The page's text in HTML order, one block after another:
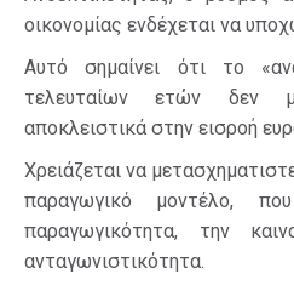
οικονομίας ενδέχεται να
Αυτό σημαίνει ότι το
τελευταίων ετών δεν
αποκλειστικά στην εισροή
Χρειάζεται να
παραγωγικό μοντέλο,
παραγωγικότητα, την
ανταγωνιστικότητα.